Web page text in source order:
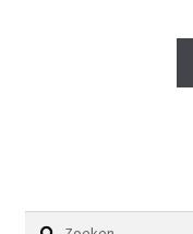
Zoeken